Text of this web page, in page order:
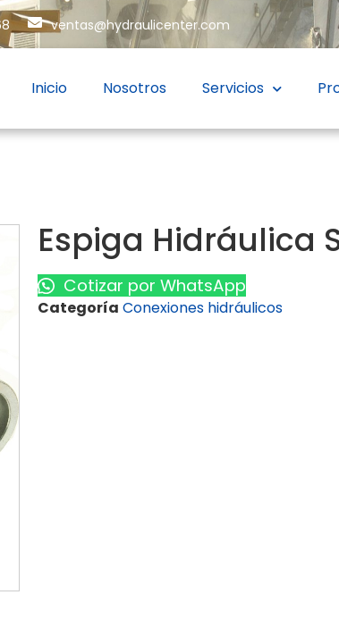
ventas@hydraulicenter.com
Inicio Nosotros Servicios
Espiga Hidráulica
Cotizar por WhatsApp
Categoría Conexiones hidráulicos